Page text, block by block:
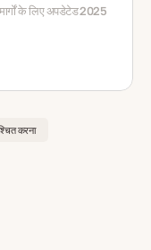
के लिए अपडेटेड 2025
करना